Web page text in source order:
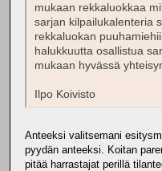
mukaan rekkaluokkaa
sarjan kilpailukalenteria
rekkaluokan
halukkuutta osallistua
mukaan hyvässä
Ilpo Koivisto
Anteeksi valitsemani
pyydän anteeksi. Koitan
pitää harrastajat perillä